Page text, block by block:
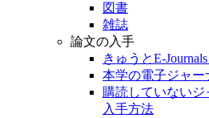
図書
雑誌
論文の入手
きゅうとE-
本学の電子ジャー
購読していないジ
入手方法